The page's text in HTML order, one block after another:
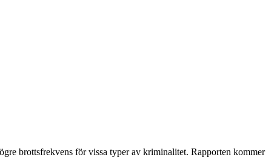
brottsfrekvens för vissa typer av kriminalitet. Rapporten kommer